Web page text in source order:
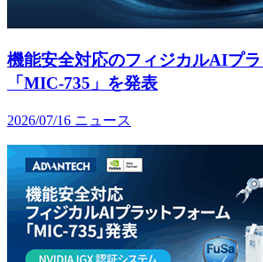
機能安全対応のフィジカルAIプ
「MIC-735」を発表
2026/07/16 ニュース